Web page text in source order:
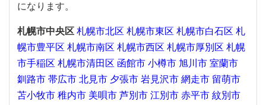
になります。
札幌市中央区 札幌市北区 札幌市東区 札幌市白石区 札
幌市豊平区 札幌市南区 札幌市西区 札幌市厚別区 札幌
市手稲区 札幌市清田区 函館市 小樽市 旭川市 室蘭市
釧路市 帯広市 北見市 夕張市 岩見沢市 網走市 留萌市
苫小牧市 稚内市 美唄市 芦別市 江別市 赤平市 紋別市